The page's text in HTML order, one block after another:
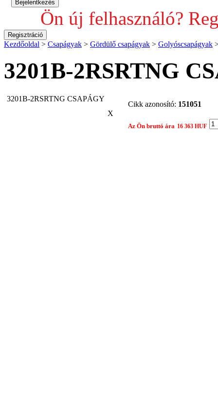
Ön új felhasználó?
Kezdőoldal > Csapágyak > Gördülő csapágyak > Golyóscsapágyak
3201B-2RSRTNG
X
3201B-2RSRTNG CSAPÁGY
Cikk azonosító: 151051
Az Ön bruttó ára 16 363 HUF